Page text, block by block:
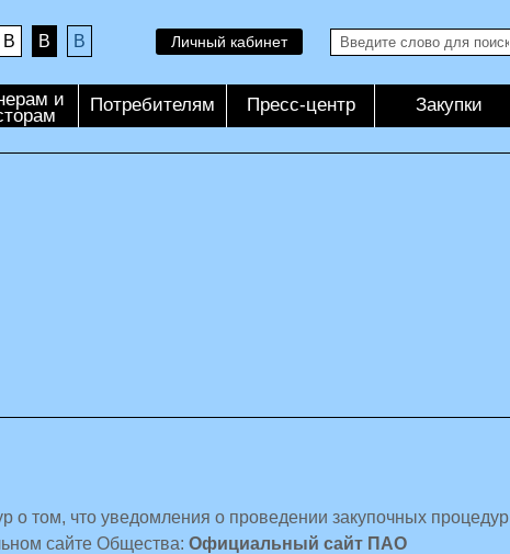
B B B Личный кабинет
и Потребителям Пресс-центр Закупки
о том, что уведомления о проведении закупочных процедур
сайте Общества: Официальный сайт ПАО